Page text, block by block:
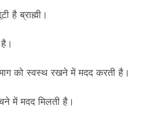
है ब्राह्मी।
को स्वस्थ रखने में मदद करती है।
में मदद मिलती है।